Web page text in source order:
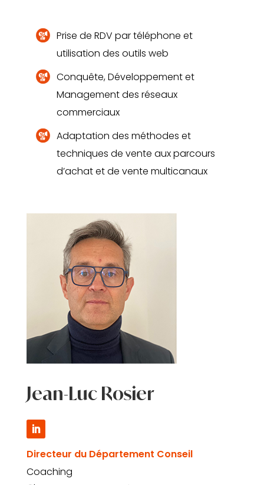
Prise de RDV par téléphone et
utilisation des outils web
Conquête, Développement et
Management des réseaux
commerciaux
Adaptation des méthodes et
techniques de vente aux parcours
d’achat et de vente multicanaux
Jean-Luc Rosier
Directeur du Département Conseil
Coaching